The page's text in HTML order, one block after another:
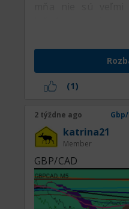
charakterizuje
rozhodol
momente možno
Na hlavnom
kľúčový,
(1)
2 týždne ago
katrina21
Member
GBP/CAD